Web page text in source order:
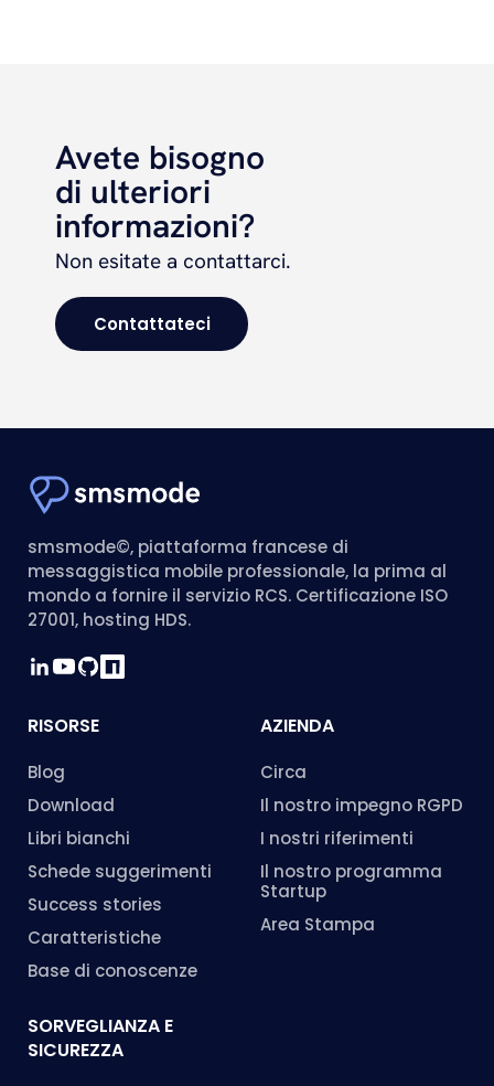
Avete bisogno
di ulteriori
informazioni?
Non esitate a contattarci.
Contattateci
smsmode©, piattaforma francese di
messaggistica mobile professionale, la prima al
mondo a fornire il servizio RCS. Certificazione ISO
27001, hosting HDS.
RISORSE
Blog
Download
Libri bianchi
Schede suggerimenti
Success stories
Caratteristiche
Base di conoscenze
AZIENDA
Circa
Il nostro impegno RGPD
I nostri riferimenti
Il nostro programma
Startup
Area Stampa
SORVEGLIANZA E
SICUREZZA